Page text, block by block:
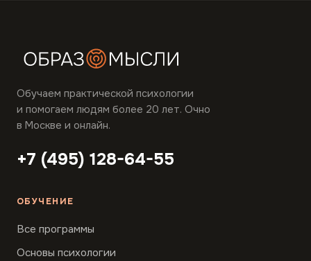
Обучаем практической психологии
и помогаем людям более 20 лет. Очно
в Москве и онлайн.
+7 (495) 128-64-55
ОБУЧЕНИЕ
Все программы
Основы психологии